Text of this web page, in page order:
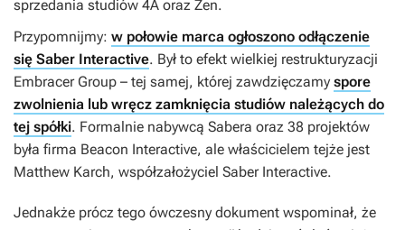
sprzedania studiów 4A oraz Zen.
Przypomnijmy: w połowie marca ogłoszono odłączenie
się Saber Interactive. Był to efekt wielkiej restrukturyzacji
Embracer Group – tej samej, której zawdzięczamy spore
zwolnienia lub wręcz zamknięcia studiów należących do
tej spółki. Formalnie nabywcą Sabera oraz 38 projektów
była firma Beacon Interactive, ale właścicielem tejże jest
Matthew Karch, współzałożyciel Saber Interactive.
Jednakże prócz tego ówczesny dokument wspominał, że